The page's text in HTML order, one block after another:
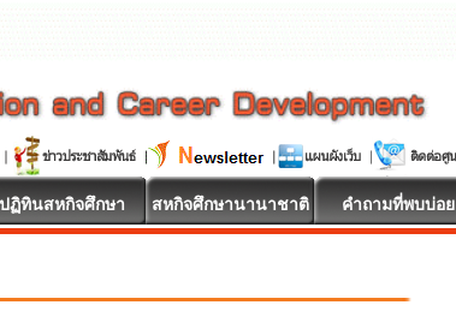
ปฏิทินสหกิจศึกษา สหกิจศึกษานานาชาติ คำถามที่พบบ่อย